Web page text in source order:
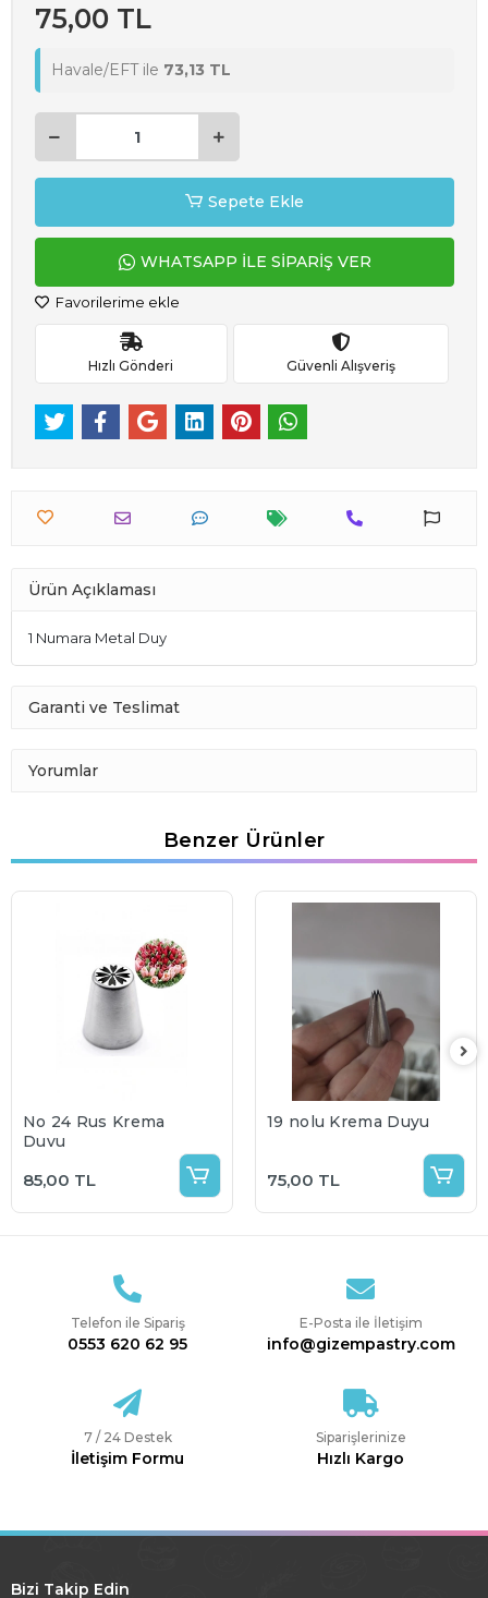
75,00 TL
Havale/EFT ile 73,13 TL
Sepete Ekle
WHATSAPP İLE SİPARİŞ VER
Favorilerime ekle
Hızlı Gönderi Güvenli Alışveriş
Ürün Açıklaması
1 Numara Metal Duy
Garanti ve Teslimat
Yorumlar
Benzer Ürünler
No 24 Rus Krema
Duyu
85,00 TL
19 nolu Krema Duyu
75,00 TL
Telefon ile Sipariş
0553 620 62 95
E-Posta ile İletişim
info@gizempastry.com
7 / 24 Destek
İletişim Formu
Siparişlerinize
Hızlı Kargo
Bizi Takip Edin